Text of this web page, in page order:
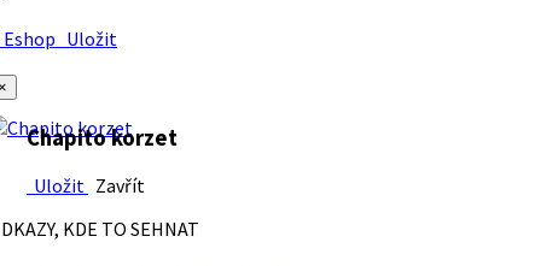
Uložit
Chapito korzet
Uložit Zavřít
KDE TO SEHNAT